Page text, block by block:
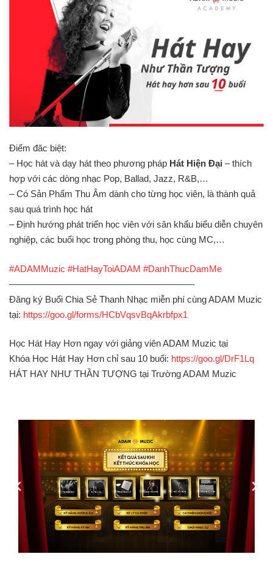
Điểm đăc biệt:
– Học hát và dạy hát theo phương pháp Hát Hiện Đại – thích
hợp với các dòng nhạc Pop, Ballad, Jazz, R&B,…
– Có Sản Phẩm Thu Âm dành cho từng học viên, là thành quả
sau quá trình học hát
– Định hướng phát triển học viên với sân khấu biểu diễn chuyên
nghiệp, các buổi học trong phòng thu, học cùng MC,…
#ADAMMuzic #HatHayToiADAM #DanhThucDamMe
————————————————————-
Đăng ký Buổi Chia Sẻ Thanh Nhạc miễn phí cùng ADAM Muzic
tại: https://goo.gl/forms/HCbVqsvBqAkrbfpx1
Học Hát Hay Hơn ngay với giảng viên ADAM Muzic tại
Khóa Học Hát Hay Hơn chỉ sau 10 buổi: https://goo.gl/DrF1Lq
HÁT HAY NHƯ THẦN TƯỢNG tại Trường ADAM Muzic